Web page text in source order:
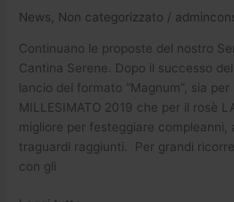
News Non categorizzato /
Continuano le proposte del nostro
Cantina Serene. Dopo il successo
lancio del formato “Magnum”, sia
MILLESIMATO 2019 che per il rosè
migliore per festeggiare compleanni,
traguardi raggiunti. Per grandi
con gli